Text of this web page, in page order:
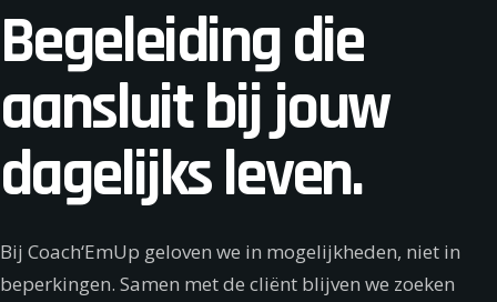
Begeleiding die
aansluit bij jouw
dagelijks leven.
Bij Coach‘EmUp geloven we in mogelijkheden, niet in
beperkingen. Samen met de cliënt blijven we zoeken